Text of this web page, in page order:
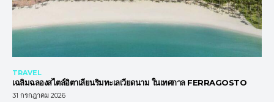
TRAVEL
เฉลิมฉลองสไตล์อิตาเลียนริมทะเลเวียดนาม ในเทศกาล FERRAGOSTO
31 กรกฎาคม 2026